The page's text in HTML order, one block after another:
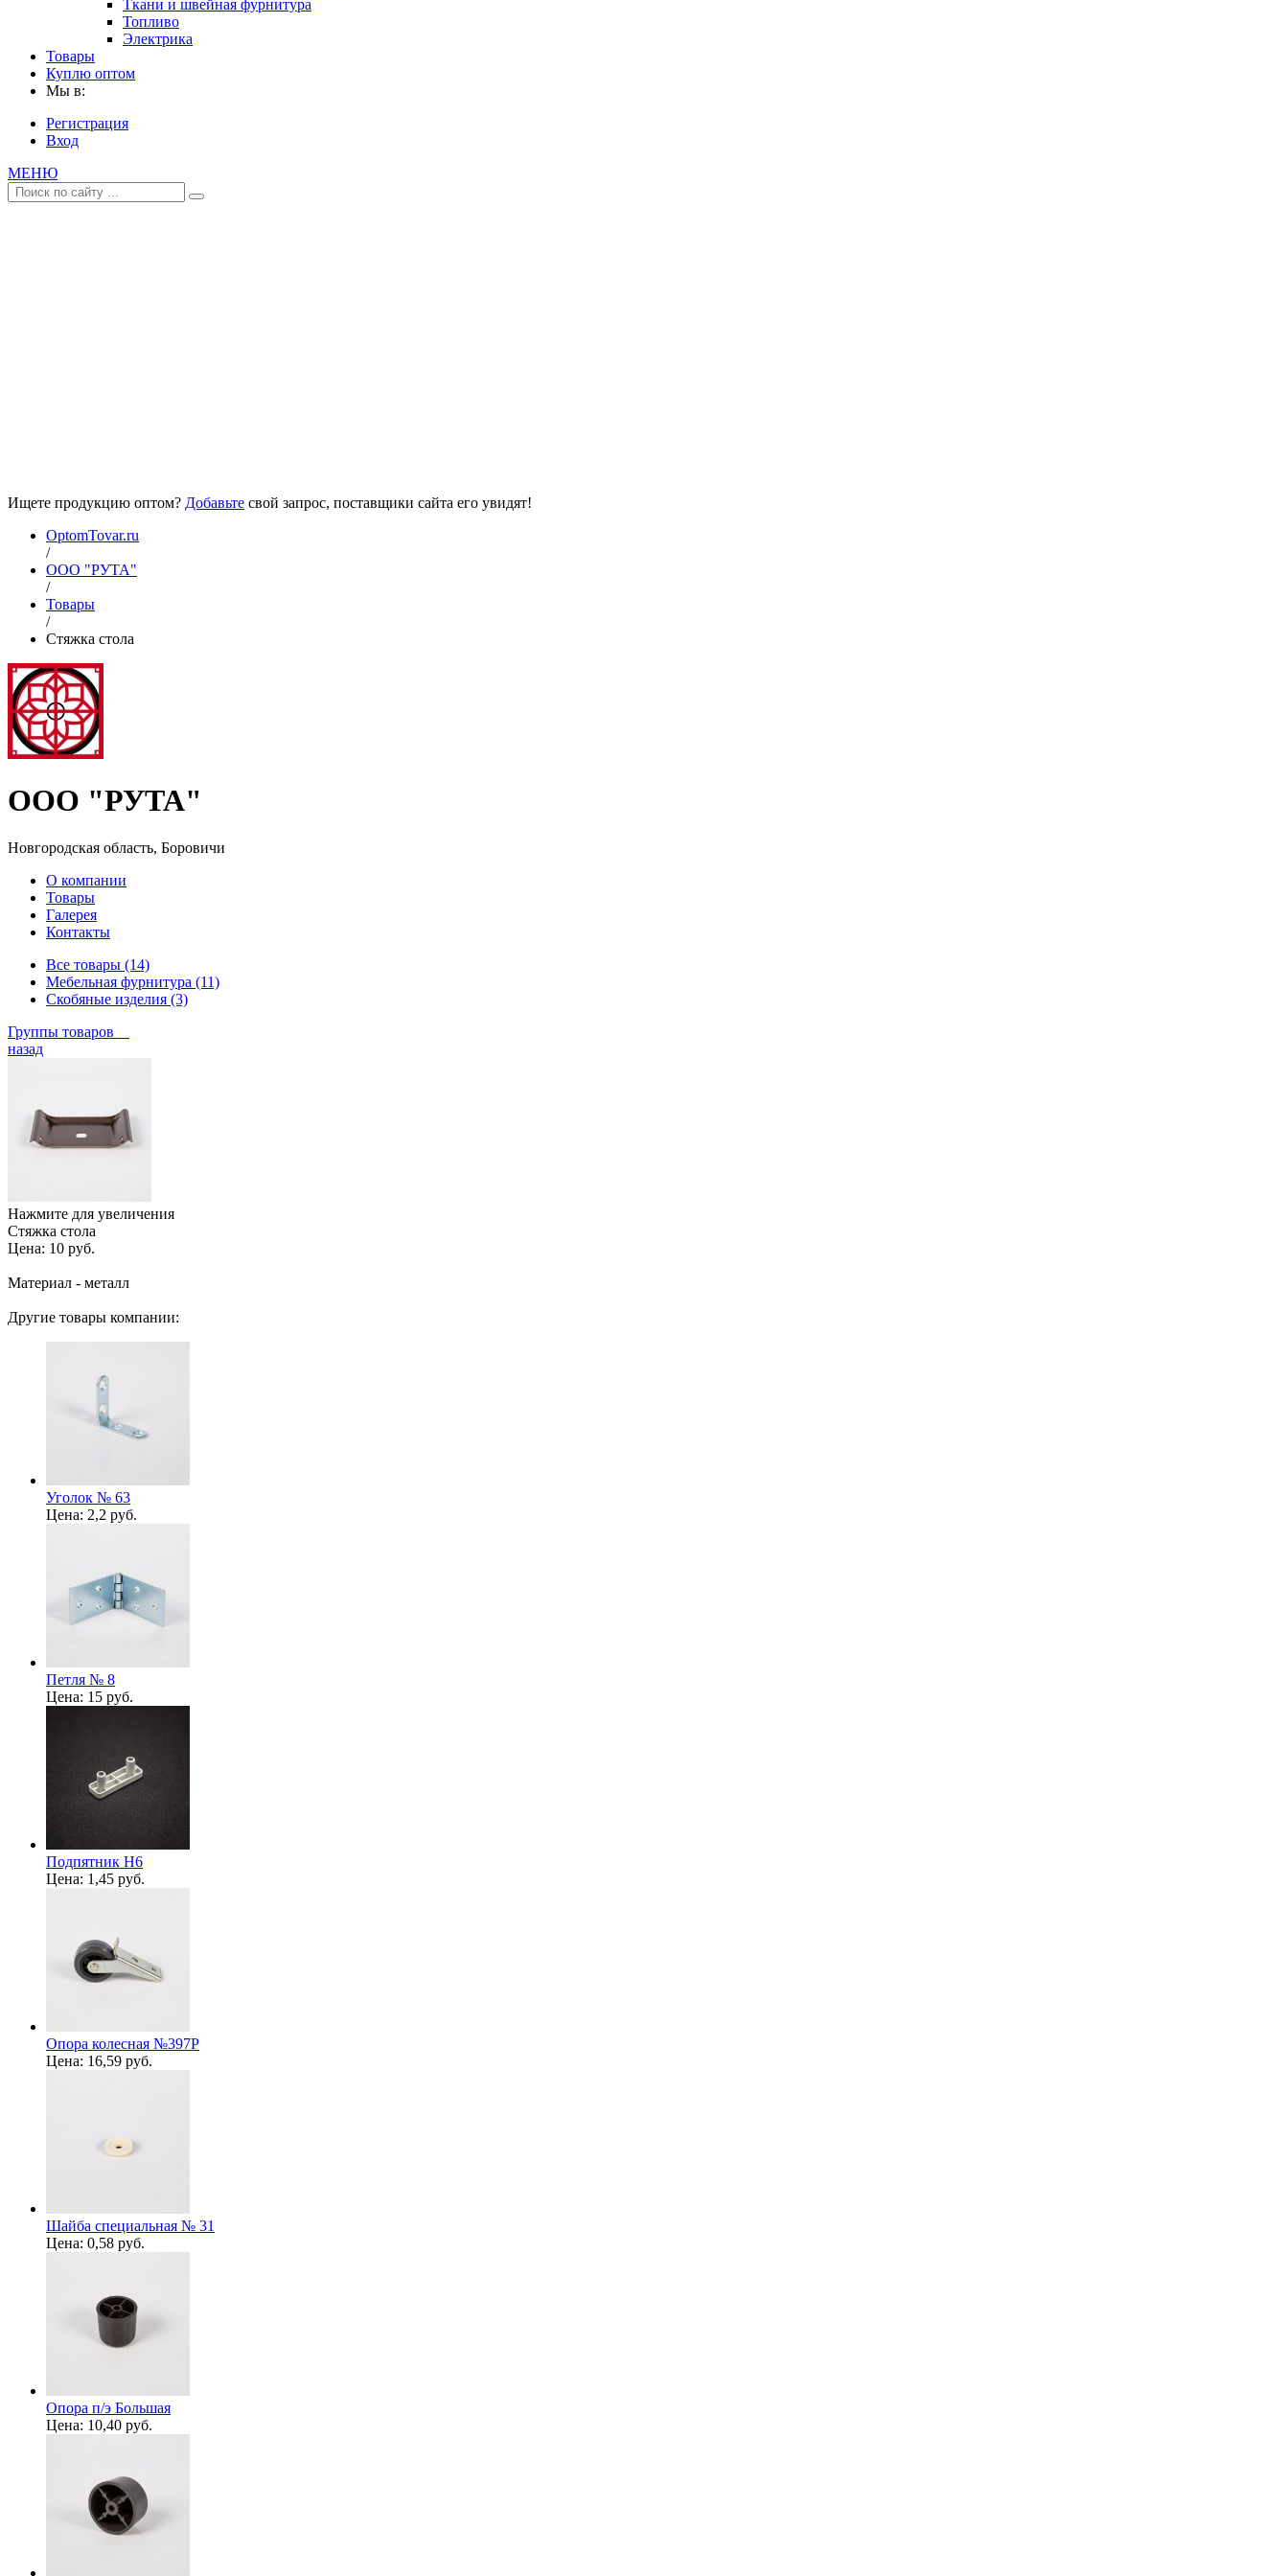
Ткани и швейная фурнитура
Топливо
Электрика
Товары
Куплю оптом
Мы в:
Регистрация
Вход
МЕНЮ
Ищете продукцию оптом? Добавьте свой запрос, поставщики сайта его увидят!
OptomTovar.ru
/
ООО "РУТА"
/
Товары
/
Стяжка стола
ООО "РУТА"
Новгородская область, Боровичи
О компании
Товары
Галерея
Контакты
Все товары (14)
Мебельная фурнитура (11)
Скобяные изделия (3)
Группы товаров
назад
Нажмите для увеличения
Стяжка стола
Цена: 10 руб.
Материал - металл
Другие товары компании:
Уголок № 63
Цена: 2,2 руб.
Петля № 8
Цена: 15 руб.
Подпятник Н6
Цена: 1,45 руб.
Опора колесная №397Р
Цена: 16,59 руб.
Шайба специальная № 31
Цена: 0,58 руб.
Опора п/э Большая
Цена: 10,40 руб.